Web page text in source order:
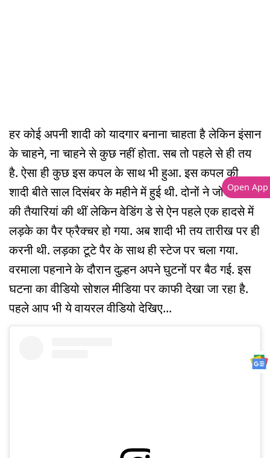
हर कोई अपनी शादी को यादगार बनाना चाहता है लेकिन इंसान
के चाहने, ना चाहने से कुछ नहीं होता. सब तो पहले से ही तय
है. ऐसा ही कुछ इस कपल के साथ भी हुआ. इस कपल की
शादी बीते साल दिसंबर के महीने में हुई थी. दोनों ने जोर-शोर
की तैयारियां की थीं लेकिन वेडिंग डे से ऐन पहले एक हादसे में
लड़के का पैर फ्रैक्चर हो गया. अब शादी भी तय तारीख पर ही
करनी थी. लड़का टूटे पैर के साथ ही स्टेज पर चला गया.
वरमाला पहनाने के दौरान दुल्हन अपने घुटनों पर बैठ गई. इस
घटना का वीडियो सोशल मीडिया पर काफी देखा जा रहा है.
पहले आप भी ये वायरल वीडियो देखिए...
Open App